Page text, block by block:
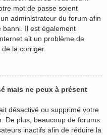
mot de passe soient
administrateur du forum afin
banni. Il est également
ait un problème de
la corriger.
mais ne peux à présent
désactivé ou supprimé votre
De plus, beaucoup de forums
inactifs afin de réduire la